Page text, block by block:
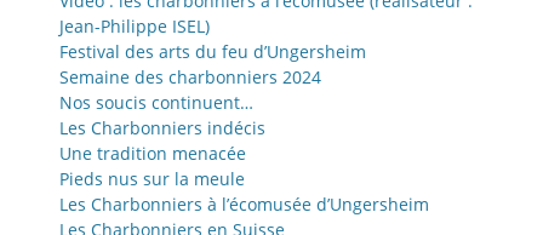
Jean-Philippe ISEL)
Festival des arts du feu d’Ungersheim
Semaine des charbonniers 2024
Nos soucis continuent…
Les Charbonniers indécis
Une tradition menacée
Pieds nus sur la meule
Les Charbonniers à l’écomusée d’Ungersheim
Les Charbonniers en Suisse